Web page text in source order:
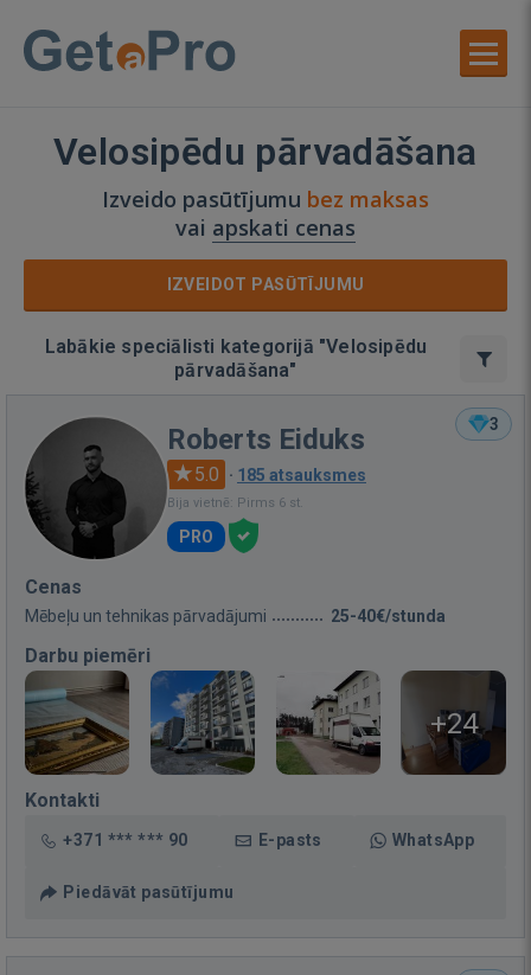
Velosipēdu pārvadāšana
Izveido pasūtījumu bez maksas
vai apskati cenas
IZVEIDOT PASŪTĪJUMU
Labākie speciālisti kategorijā "Velosipēdu
pārvadāšana"
3
Roberts Eiduks
5.0 · 185 atsauksmes
Bija vietnē: Pirms 6 st.
PRO
Cenas
Mēbeļu un tehnikas pārvadājumi 25-40€/stunda
Darbu piemēri
+24
Kontakti
+371 *** *** 90 E-pasts WhatsApp
Piedāvāt pasūtījumu